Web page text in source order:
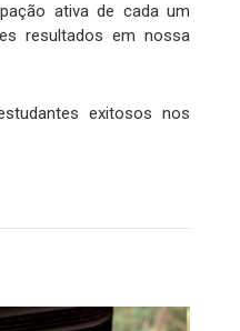
ativa de cada um
resultados em nossa
exitosos nos